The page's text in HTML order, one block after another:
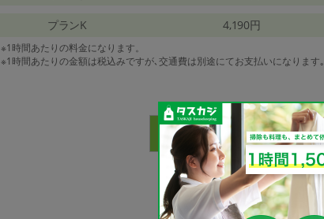
プランK 4,190円
※1時間あたりの料金になります。
※1時間あたりの金額は税込みですが､交通費は別途にてお支払いになります｡